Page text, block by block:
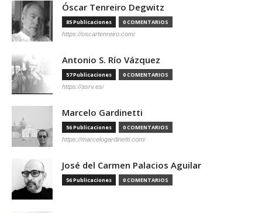
Óscar Tenreiro Degwitz
85 Publicaciones 0 COMENTARIOS
https://oscartenreiro.com/
Antonio S. Río Vázquez
57 Publicaciones 0 COMENTARIOS
https://asrv.es/
Marcelo Gardinetti
56 Publicaciones 0 COMENTARIOS
https://marcelogardinetti.com/
José del Carmen Palacios Aguilar
56 Publicaciones 0 COMENTARIOS